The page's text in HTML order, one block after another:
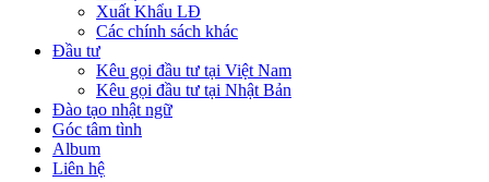
Xuất Khẩu LĐ
Các chính sách khác
Đầu tư
Kêu gọi đầu tư tại Việt Nam
Kêu gọi đầu tư tại Nhật Bản
Đào tạo nhật ngữ
Góc tâm tình
Album
Liên hệ